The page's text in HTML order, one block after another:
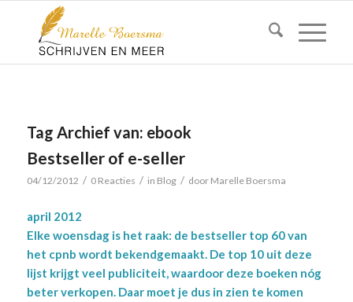
Tag Archief van: ebook
Bestseller of e-seller
04/12/2012 / 0 Reacties / in Blog / door Marelle Boersma
april 2012
Elke woensdag is het raak: de bestseller top 60 van
het cpnb wordt bekendgemaakt. De top 10 uit deze
lijst krijgt veel publiciteit, waardoor deze boeken nóg
beter verkopen. Daar moet je dus in zien te komen